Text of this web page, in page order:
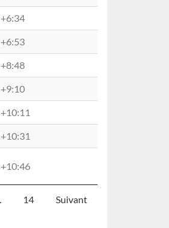
+6:34
+6:53
+8:48
+9:10
+10:11
+10:31
+10:46
14 Suivant